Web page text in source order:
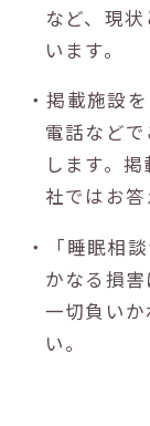
など、現
います。
・掲載施設
電話など
します。
社ではお答
・「睡眠相
かなる損
一切負い
い。